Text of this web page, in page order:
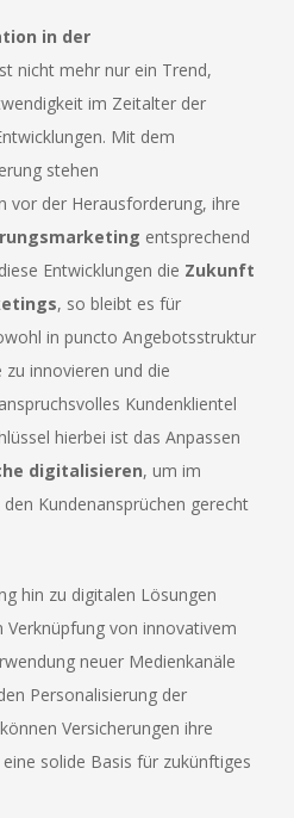
in der
nicht mehr nur ein Trend,
im Zeitalter der
Mit dem
stehen
vor der Herausforderung, ihre
entsprechend
Entwicklungen die Zukunft
, so bleibt es für
in puncto Angebotsstruktur
zu innovieren und die
Kundenklientel
hierbei ist das Anpassen
digitalisieren, um im
Kundenansprüchen gerecht
hin zu digitalen Lösungen
von innovativem
neuer Medienkanäle
Personalisierung der
Versicherungen ihre
solide Basis für zukünftiges